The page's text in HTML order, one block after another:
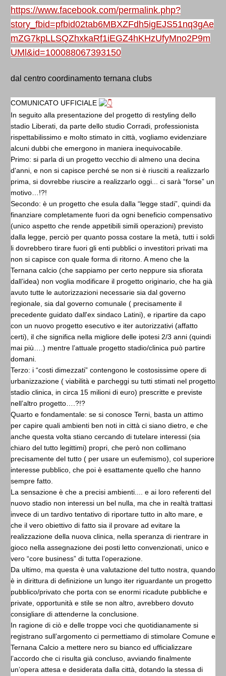
https://www.facebook.com/permalink.php?
story_fbid=pfbid02tab6MBXZFdh5igEJS51nq3gAe
mZG7kpLLSQZhxkaRf1iEGZ4hKHzUfyMno2P9m
UMl&id=100088067393150
dal centro coordinamento ternana clubs
COMUNICATO UFFICIALE
In seguito alla presentazione del progetto di restyling dello
stadio Liberati, da parte dello studio Corradi, professionista
rispettabilissimo e molto stimato in città, vogliamo evidenziare
alcuni dubbi che emergono in maniera inequivocabile.
Primo: si parla di un progetto vecchio di almeno una decina
d'anni, e non si capisce perché se non si è riusciti a realizzarlo
prima, si dovrebbe riuscire a realizzarlo oggi... ci sarà “forse” un
motivo…!?!
Secondo: è un progetto che esula dalla “legge stadi”, quindi da
finanziare completamente fuori da ogni beneficio compensativo
(unico aspetto che rende appetibili simili operazioni) previsto
dalla legge, perciò per quanto possa costare la metà, tutti i soldi
li dovrebbero tirare fuori gli enti pubblici o investitori privati ma
non si capisce con quale forma di ritorno. A meno che la
Ternana calcio (che sappiamo per certo neppure sia sfiorata
dall’idea) non voglia modificare il progetto originario, che ha già
avuto tutte le autorizzazioni necessarie sia dal governo
regionale, sia dal governo comunale ( precisamente il
precedente guidato dall'ex sindaco Latini), e ripartire da capo
con un nuovo progetto esecutivo e iter autorizzativi (affatto
certi), il che significa nella migliore delle ipotesi 2/3 anni (quindi
mai più….) mentre l’attuale progetto stadio/clinica può partire
domani.
Terzo: i “costi dimezzati” contengono le costosissime opere di
urbanizzazione ( viabilità e parcheggi su tutti stimati nel progetto
stadio clinica, in circa 15 milioni di euro) prescritte e previste
nell’altro progetto….?!?
Quarto e fondamentale: se si conosce Terni, basta un attimo
per capire quali ambienti ben noti in città ci siano dietro, e che
anche questa volta stiano cercando di tutelare interessi (sia
chiaro del tutto legittimi) propri, che però non collimano
precisamente del tutto ( per usare un eufemismo), col superiore
interesse pubblico, che poi è esattamente quello che hanno
sempre fatto.
La sensazione è che a precisi ambienti.... e ai loro referenti del
nuovo stadio non interessi un bel nulla, ma che in realtà trattasi
invece di un tardivo tentativo di riportare tutto in alto mare, e
che il vero obiettivo di fatto sia il provare ad evitare la
realizzazione della nuova clinica, nella speranza di rientrare in
gioco nella assegnazione dei posti letto convenzionati, unico e
vero “core business” di tutta l’operazione.
Da ultimo, ma questa è una valutazione del tutto nostra, quando
è in dirittura di definizione un lungo iter riguardante un progetto
pubblico/privato che porta con se enormi ricadute pubbliche e
private, opportunità e stile se non altro, avrebbero dovuto
consigliare di attenderne la conclusione.
In ragione di ciò e delle troppe voci che quotidianamente si
registrano sull’argomento ci permettiamo di stimolare Comune e
Ternana Calcio a mettere nero su bianco ed ufficializzare
l’accordo che ci risulta già concluso, avviando finalmente
un’opera attesa e desiderata dalla città, dotando la stessa di